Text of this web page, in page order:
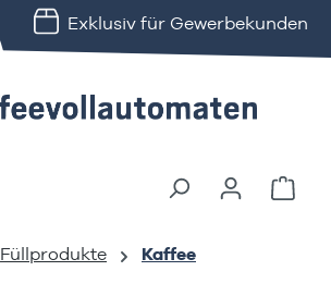
Exklusiv für Gewerbekunden
Füllprodukte Kaffee